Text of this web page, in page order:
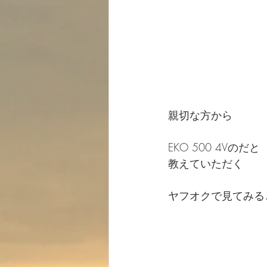
親切な方から
EKO 500 4Vのだと
教えていただく
ヤフオクで見てみ